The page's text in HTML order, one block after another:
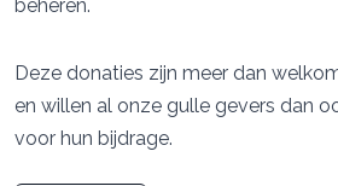
beheren.
Deze donaties zijn meer dan
en willen al onze gulle gevers dan
voor hun bijdrage.